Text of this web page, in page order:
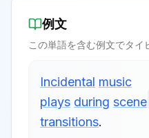
例文
この単語を含む例文でタイ
Incidental music
plays during scene
transitions.